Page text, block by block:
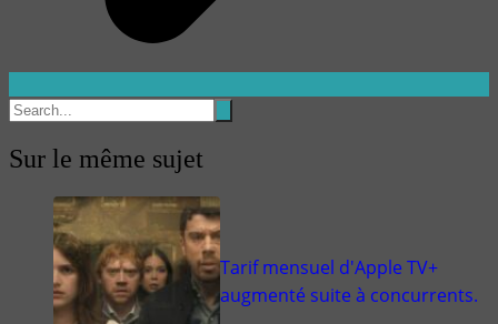
Sur le même sujet
Tarif mensuel d'Apple TV+
augmenté suite à concurrents.